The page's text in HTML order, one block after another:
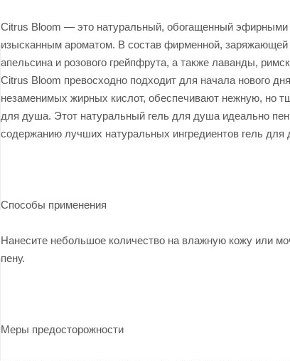
Citrus Bloom — это натуральный, обогащенный
изысканным ароматом. В состав фирменной,
апельсина и розового грейпфрута, а также лаванды,
Citrus Bloom превосходно подходит для начала нового
незаменимых жирных кислот, обеспечивают нежную, но
для душа. Этот натуральный гель для душа идеально
содержанию лучших натуральных ингредиентов гель
Способы применения
Нанесите небольшое количество на влажную кожу или
пену.
Меры предосторожности